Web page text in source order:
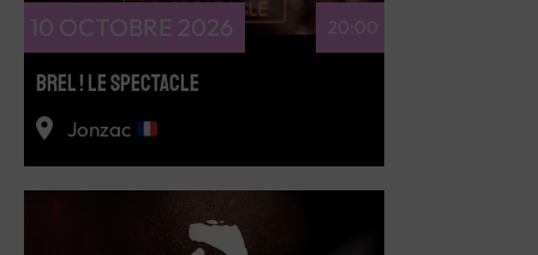
10 OCTOBRE 2026 20:00
BREL ! LE SPECTACLE
Jonzac